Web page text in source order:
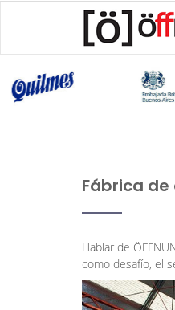
Fábrica
Hablar de
como desafío, el